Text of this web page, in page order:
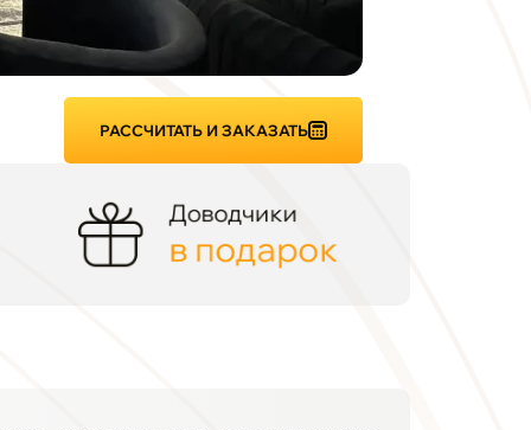
РАССЧИТАТЬ И ЗАКАЗАТЬ
Доводчики
в подарок